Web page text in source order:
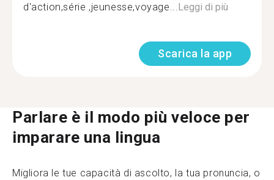
d'action,série ,jeunesse,voyage... Leggi di più
Scarica la app
Parlare è il modo più veloce per
imparare una lingua
Migliora le tue capacità di ascolto, la tua pronuncia, o